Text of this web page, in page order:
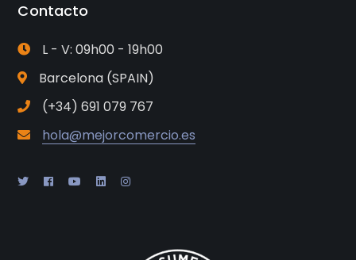
Contacto
L - V: 09h00 - 19h00
Barcelona (SPAIN)
(+34) 691 079 767
hola@mejorcomercio.es